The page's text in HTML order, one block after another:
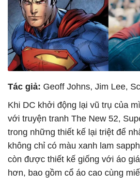
Tác giả: Geoff Johns, Jim Lee,
Khi DC khởi động lại vũ trụ của
với truyện tranh The New 52,
trong những thiết kế lại triệt để
không chỉ có màu xanh lam
còn được thiết kế giống với áo
hơn, bao gồm cổ áo cao cùng